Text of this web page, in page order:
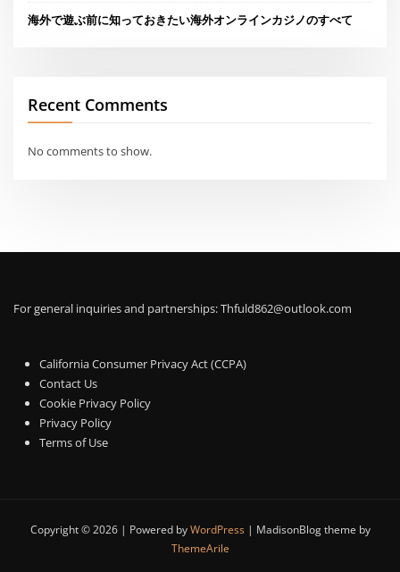
海外で遊ぶ前に知っておきたい海外オンラインカジノのすべて
Recent Comments
No comments to show.
For general inquiries and partnerships:Thfuld862@outlook.com
California Consumer Privacy Act (CCPA)
Contact Us
Cookie Privacy Policy
Privacy Policy
Terms of Use
Copyright © 2026 | Powered byWordPress | MadisonBlog theme by
ThemeArile